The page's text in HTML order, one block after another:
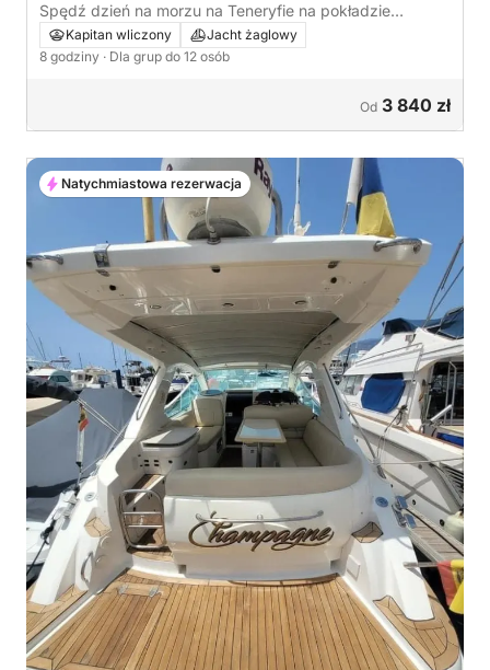
Spędź dzień na morzu na Teneryfie na pokładzie
żaglówki.
Kapitan wliczony
Jacht żaglowy
8 godziny · Dla grup do 12 osób
Od 3 840 zł
Natychmiastowa rezerwacja